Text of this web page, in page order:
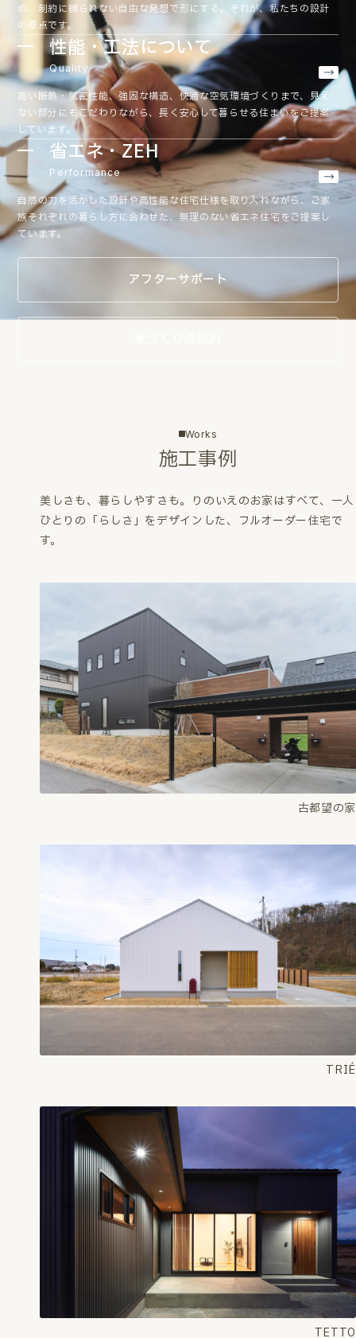
め、制約に縛られない自由な発想で形にする。それが、私たちの設計
の原点です。
性能・工法について
Quality
高い断熱・気密性能、強固な構造、快適な空気環境づくりまで、見え
ない部分にもこだわりながら、長く安心して暮らせる住まいをご提案
しています。
省エネ・ZEH
Performance
自然の力を活かした設計や高性能な住宅仕様を取り入れながら、ご家
族それぞれの暮らし方に合わせた、無理のない省エネ住宅をご提案し
ています。
アフターサポート
Works
施工事例
美しさも、暮らしやすさも。
りのいえのお家はすべて、一人
ひとりの「らしさ」をデザインした、フルオーダー住宅で
す。
古都望の家
TRIÉ
TETTO